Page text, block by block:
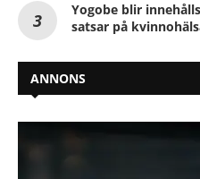
Yogobe blir
satsar på
ANNONS